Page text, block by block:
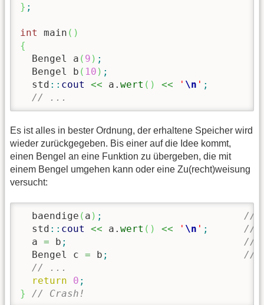
} ;
int main ( )
{
  Bengel a
( 9 ) ;
  Bengel b
( 10 ) ;
  std
:: cout << a. wert ( ) << ' \n ' ;
// ...
Es ist alles in bester Ordnung, der erhaltene Speicher wird
wieder zurückgegeben. Bis einer auf die Idee kommt,
einen Bengel an eine Funktion zu übergeben, die mit
einem Bengel umgehen kann oder eine Zu(recht)weisung
versucht:
  baendige
( a ) ;
//
  std
:: cout << a. wert ( ) << ' \n ' ;
//
  a
= b ;
//
  Bengel c
= b ;
//
// ...
return
0 ;
}
// Crash!